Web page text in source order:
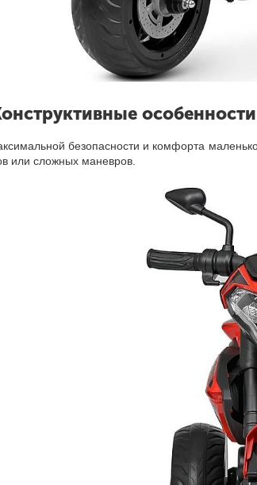
безопасности и комфорта
или сложных маневров.